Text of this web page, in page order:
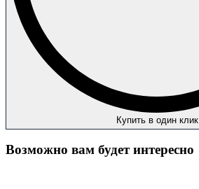
Купить в один клик
Возможно вам будет интересно